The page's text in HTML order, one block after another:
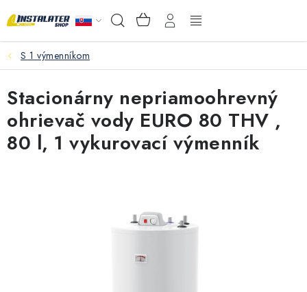
na
Hľadať NÁKUPNÝ
KOŠÍK
VEĽKOOBCHOD
AKO VYBRAŤ?
PREDAJŇA - RAKOVÁ
S 1 výmenníkom
Stacionárny nepriamoohrevný
ohrievač vody EURO 80 THV ,
80 l, 1 vykurovací výmenník